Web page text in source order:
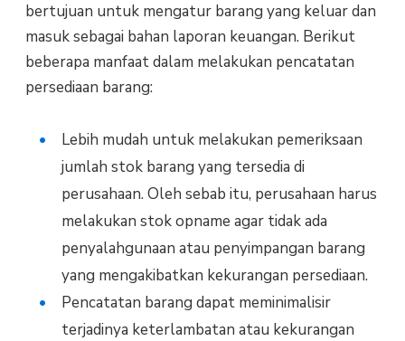
bertujuan untuk mengatur barang yang keluar dan
masuk sebagai bahan laporan keuangan. Berikut
beberapa manfaat dalam melakukan pencatatan
persediaan barang:
Lebih mudah untuk melakukan pemeriksaan
jumlah stok barang yang tersedia di
perusahaan. Oleh sebab itu, perusahaan harus
melakukan stok opname agar tidak ada
penyalahgunaan atau penyimpangan barang
yang mengakibatkan kekurangan persediaan.
Pencatatan barang dapat meminimalisir
terjadinya keterlambatan atau kekurangan